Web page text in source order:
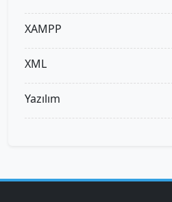
XAMPP
XML
Yazılım